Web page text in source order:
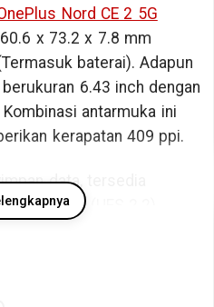
Nord CE 2 5G
x 73.2 x 7.8 mm
baterai). Adapun
6.43 inch dengan
antarmuka ini
kerapatan 409 ppi.
data, tersedia
128 GB (UFS 2.2).
900 5G MT6877 dengan